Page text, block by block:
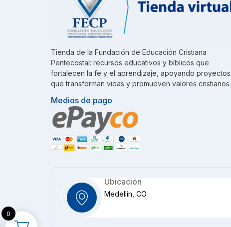
Tienda de la Fundación de Educación Cristiana
Pentecostal: recursos educativos y bíblicos que
fortalecen la fe y el aprendizaje, apoyando proyectos
que transforman vidas y promueven valores cristianos.
Medios de pago
Ubicación
Medellín, CO
0